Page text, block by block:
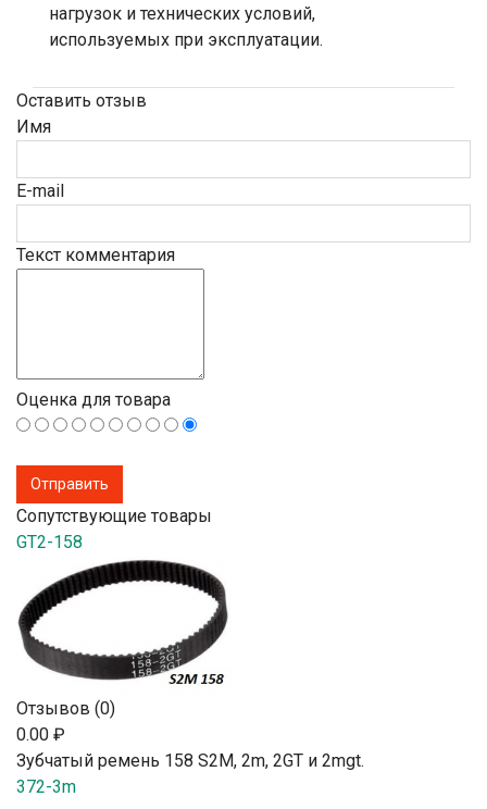
нагрузок и технических условий,
используемых при эксплуатации.
Оставить отзыв
Имя
E-mail
Текст комментария
Оценка для товара
Сопутствующие товары
GT2-158
Отзывов (0)
0.00 ₽
Зубчатый ремень 158 S2М, 2m, 2GT и 2mgt.
372-3m